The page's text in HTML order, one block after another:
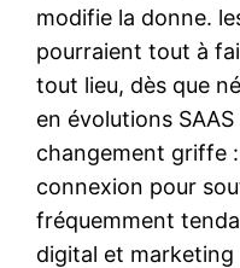
modifie la donne.
pourraient tout à
tout lieu, dès que
en évolutions
changement griffe
connexion pour
fréquemment
digital et